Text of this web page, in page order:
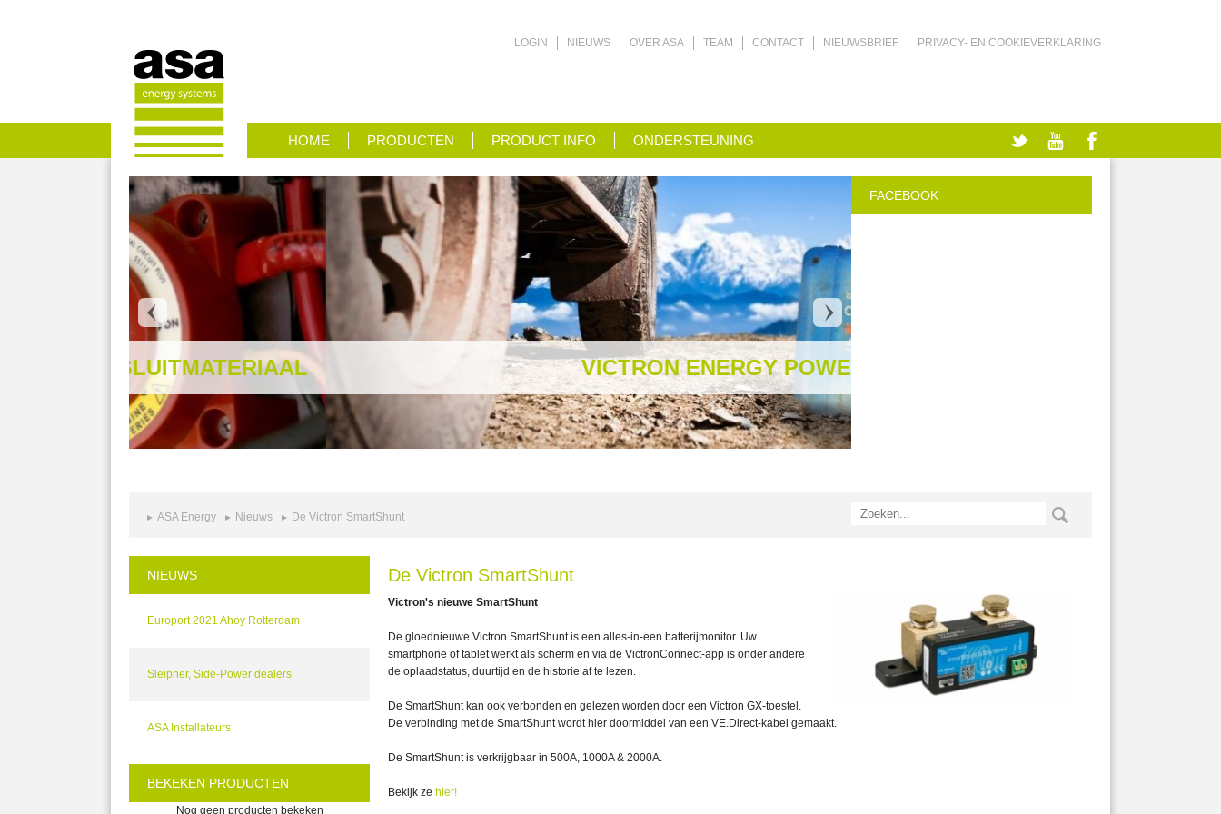
LOGIN NIEUWS OVER ASA TEAM CONTACT NIEUWSBRIEF PRIVACY- EN COOKIEVERKLARING
HOME PRODUCTEN PRODUCT INFO ONDERSTEUNING
VICTRON ENERGY POWER ELECTRONICA
FACEBOOK
ASA Energy Nieuws De Victron SmartShunt
NIEUWS
Europort 2021 Ahoy Rotterdam
Sleipner, Side-Power dealers
ASA Installateurs
BEKEKEN PRODUCTEN
Nog geen producten bekeken
De Victron SmartShunt
Victron's nieuwe SmartShunt
De gloednieuwe Victron SmartShunt is een alles-in-een batterijmonitor. Uw
smartphone of tablet werkt als scherm en via de VictronConnect-app is onder andere
de oplaadstatus, duurtijd en de historie af te lezen.
De SmartShunt kan ook verbonden en gelezen worden door een Victron GX-toestel.
De verbinding met de SmartShunt wordt hier doormiddel van een VE.Direct-kabel gemaakt.
De SmartShunt is verkrijgbaar in 500A, 1000A & 2000A.
Bekijk ze hier!